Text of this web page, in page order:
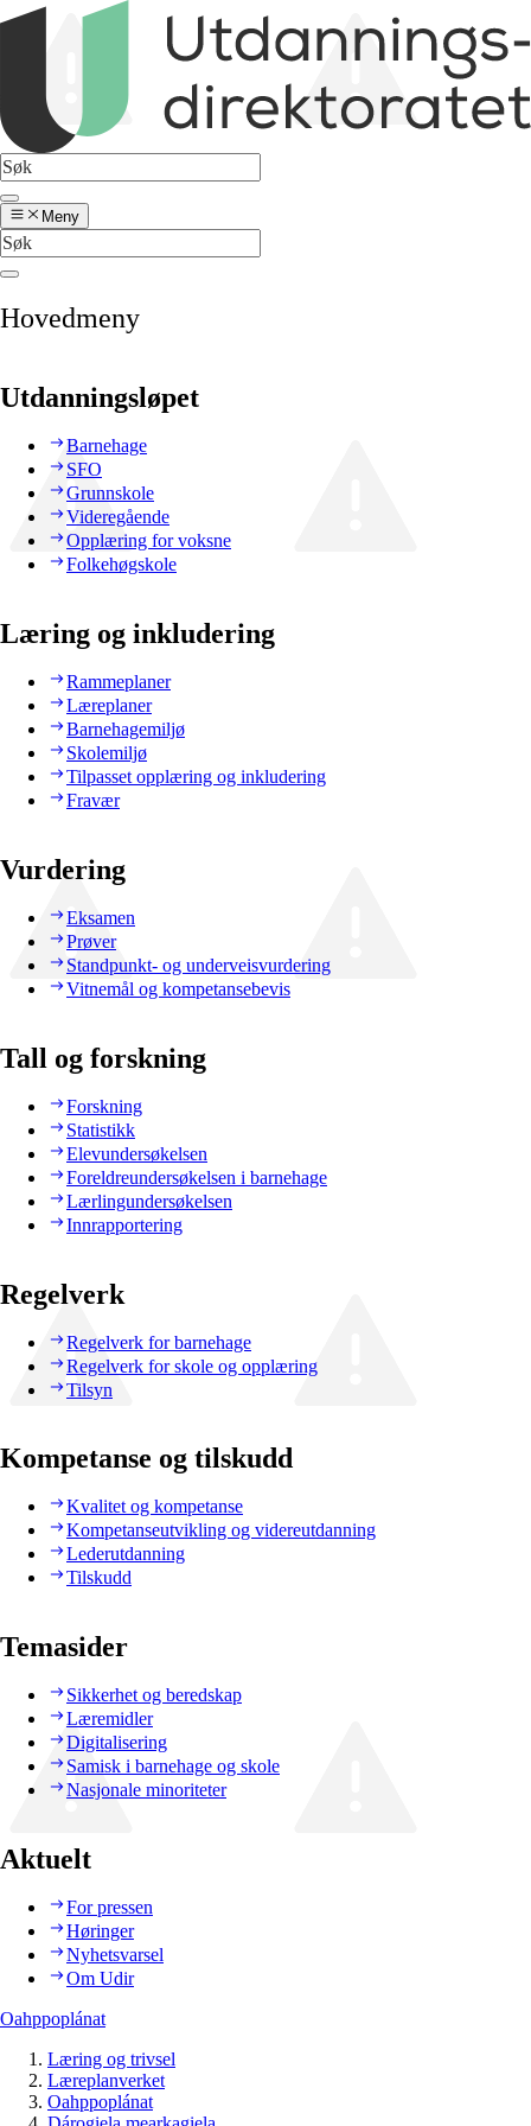
Meny
Hovedmeny
Utdanningsløpet
Barnehage
SFO
Grunnskole
Videregående
Opplæring for voksne
Folkehøgskole
Læring og inkludering
Rammeplaner
Læreplaner
Barnehagemiljø
Skolemiljø
Tilpasset opplæring og inkludering
Fravær
Vurdering
Eksamen
Prøver
Standpunkt- og underveisvurdering
Vitnemål og kompetansebevis
Tall og forskning
Forskning
Statistikk
Elevundersøkelsen
Foreldreundersøkelsen i barnehage
Lærlingundersøkelsen
Innrapportering
Regelverk
Regelverk for barnehage
Regelverk for skole og opplæring
Tilsyn
Kompetanse og tilskudd
Kvalitet og kompetanse
Kompetanseutvikling og videreutdanning
Lederutdanning
Tilskudd
Temasider
Sikkerhet og beredskap
Læremidler
Digitalisering
Samisk i barnehage og skole
Nasjonale minoriteter
Aktuelt
For pressen
Høringer
Nyhetsvarsel
Om Udir
Oahppoplánat
Læring og trivsel
Læreplanverket
Oahppoplánat